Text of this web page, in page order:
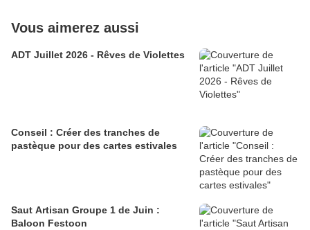
Vous aimerez aussi
ADT Juillet 2026 - Rêves de Violettes
Conseil : Créer des tranches de
pastèque pour des cartes estivales
Saut Artisan Groupe 1 de Juin :
Baloon Festoon